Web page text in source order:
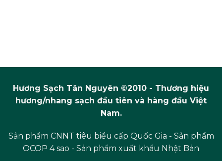
Hương Sạch Tân Nguyên ©2010 - Thương hiệu
hương/nhang sạch đầu tiên và hàng đầu Việt
Nam.
Sản phẩm CNNT tiêu biểu cấp Quốc Gia - Sản phẩm
OCOP 4 sao - Sản phẩm xuất khẩu Nhật Bản